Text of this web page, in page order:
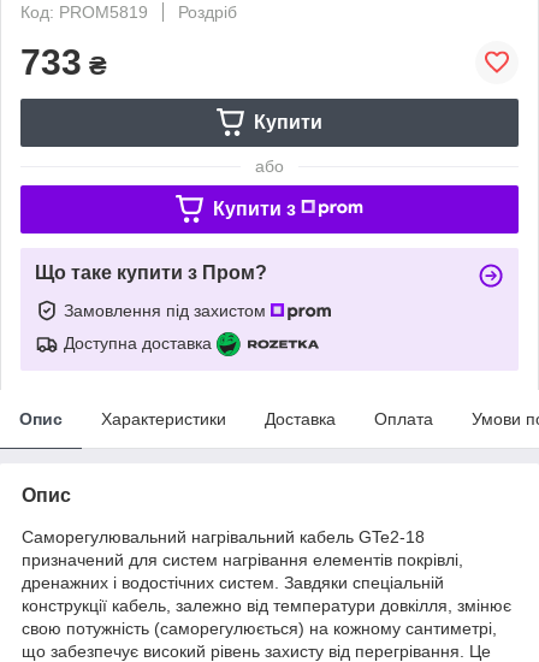
Код: PROM5819
Роздріб
733 ₴
Купити
або
Купити з
Що таке купити з Пром?
Замовлення під захистом
Доступна доставка
Опис Характеристики Доставка Оплата Умови
Опис
Саморегулювальний нагрівальний кабель GTe2-18
призначений для систем нагрівання елементів покрівлі,
дренажних і водостічних систем. Завдяки спеціальній
конструкції кабель, залежно від температури довкілля, змінює
свою потужність (саморегулюється) на кожному сантиметрі,
що забезпечує високий рівень захисту від перегрівання. Це